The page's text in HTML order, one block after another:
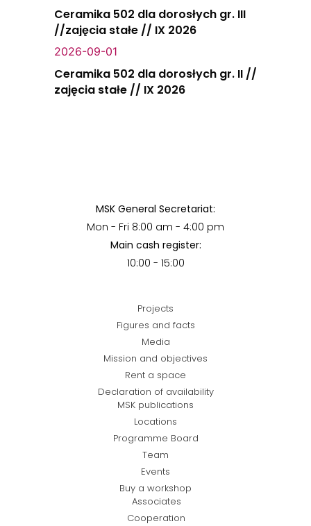
Ceramika 502 dla dorosłych gr. III
//zajęcia stałe // IX 2026
2026-09-01
Ceramika 502 dla dorosłych gr. II //
zajęcia stałe // IX 2026
MSK General Secretariat:
Mon - Fri 8:00 am - 4:00 pm
Main cash register:
10:00 - 15:00
Projects
Figures and facts
Media
Mission and objectives
Rent a space
Declaration of availability
MSK publications
Locations
Programme Board
Team
Events
Buy a workshop
Associates
Cooperation